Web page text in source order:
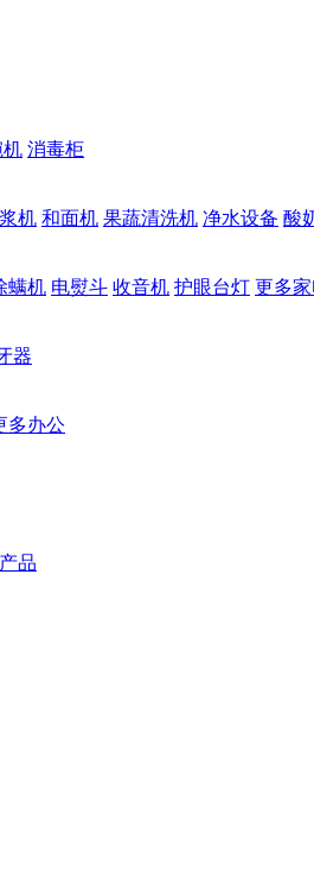
机 消毒柜
机 和面机 果蔬清洗机 净水设备 酸
螨机 电熨斗 收音机 护眼台灯 更多
器
多办公
品